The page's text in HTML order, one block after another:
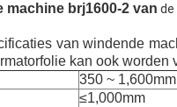
machine brj1600-2 van de
van windende
kan ook worden
350 ~ 1,600mm
≤1,000mm